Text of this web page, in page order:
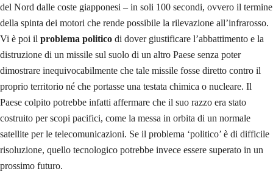
del Nord dalle coste giapponesi – in soli 100 secondi, ovvero il termine
della spinta dei motori che rende possibile la rilevazione all’infrarosso.
Vi è poi il problema politico di dover giustificare l’abbattimento e la
distruzione di un missile sul suolo di un altro Paese senza poter
dimostrare inequivocabilmente che tale missile fosse diretto contro il
proprio territorio né che portasse una testata chimica o nucleare. Il
Paese colpito potrebbe infatti affermare che il suo razzo era stato
costruito per scopi pacifici, come la messa in orbita di un normale
satellite per le telecomunicazioni. Se il problema ‘politico’ è di difficile
risoluzione, quello tecnologico potrebbe invece essere superato in un
prossimo futuro.